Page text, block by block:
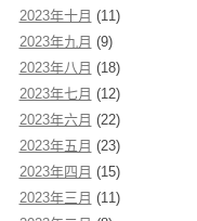
2023年十月 (11)
2023年九月 (9)
2023年八月 (18)
2023年七月 (12)
2023年六月 (22)
2023年五月 (23)
2023年四月 (15)
2023年三月 (11)